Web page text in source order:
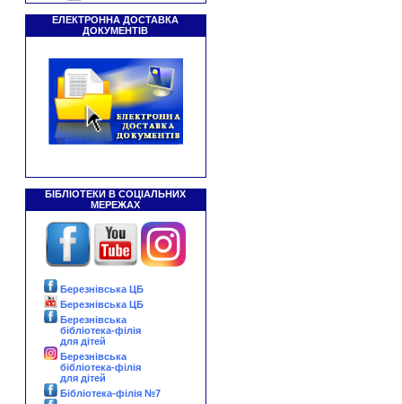
ЕЛЕКТРОННА ДОСТАВКА
ДОКУМЕНТІВ
БІБЛІОТЕКИ В СОЦІАЛЬНИХ
МЕРЕЖАХ
Березнівська ЦБ
Березнівська ЦБ
Березнівська
бібліотека-філія
для дітей
Березнівська
бібліотека-філія
для дітей
Бібліотека-філія №7